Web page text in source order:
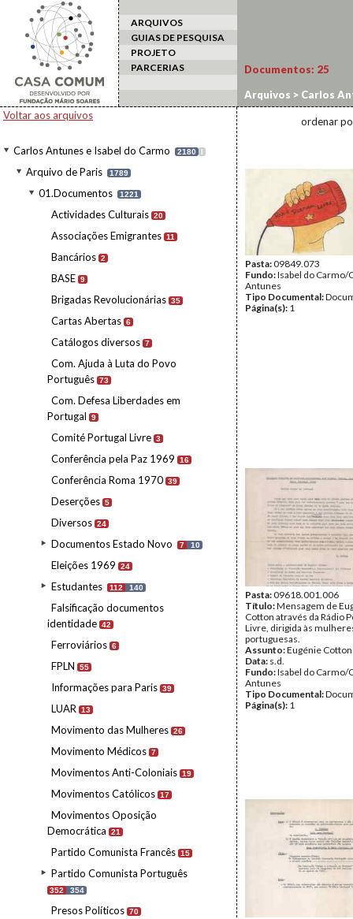
ARQUIVOS
GUIAS DE PESQUISA
PROJETO
PARCERIAS
Voltar aos arquivos
Carlos Antunes e Isabel do Carmo 2180 I
Arquivo de Paris 1789
01.Documentos 1221
Actividades Culturais 20
Associações Emigrantes 11
Bancários 2
BASE 9
Brigadas Revolucionárias 35
Cartas Abertas 6
Catálogos diversos 7
Com. Ajuda à Luta do Povo
Português 73
Com. Defesa Liberdades em
Portugal
9
Comité Portugal Livre 3
Conferência pela Paz 1969 16
Conferência Roma 1970 39
Deserções 5
Diversos 24
Documentos Estado Novo 7 10
Eleições 1969 24
Estudantes 112 140
Falsificação documentos
identidade 42
Ferroviários 6
FPLN 55
Informações para Paris 39
LUAR 13
Movimento das Mulheres 26
Movimento Médicos 7
Movimentos Anti-Coloniais 19
Movimentos Católicos 17
Movimentos Oposição
Democrática
21
Partido Comunista Francês 15
Partido Comunista Português
352 354
Presos Políticos 70
Documentos: 25
Arquivos > Carlos
ordenar
Pasta:09849.073
Fundo:Isabel do Carmo/
Antunes
Tipo Documental:
Página(s): 1
Pasta:09618.001.006
Título:Mensagem de
Cotton através da Rádio
Livre, dirigida às
portuguesas.
Assunto:Eugénie Cotton
Data: s.d.
Fundo:Isabel do Carmo/
Antunes
Tipo Documental:
Página(s): 1